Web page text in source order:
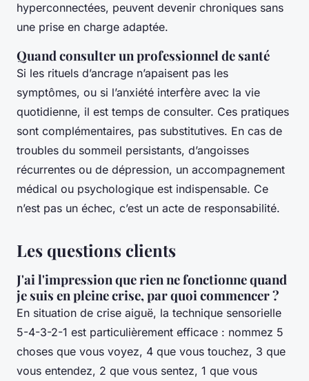
hyperconnectées, peuvent devenir chroniques sans
une prise en charge adaptée.
Quand consulter un professionnel de santé
Si les rituels d’ancrage n’apaisent pas les
symptômes, ou si l’anxiété interfère avec la vie
quotidienne, il est temps de consulter. Ces pratiques
sont complémentaires, pas substitutives. En cas de
troubles du sommeil persistants, d’angoisses
récurrentes ou de dépression, un accompagnement
médical ou psychologique est indispensable. Ce
n’est pas un échec, c’est un acte de responsabilité.
Les questions clients
J'ai l'impression que rien ne fonctionne quand
je suis en pleine crise, par quoi commencer ?
En situation de crise aiguë, la technique sensorielle
5-4-3-2-1 est particulièrement efficace : nommez 5
choses que vous voyez, 4 que vous touchez, 3 que
vous entendez, 2 que vous sentez, 1 que vous